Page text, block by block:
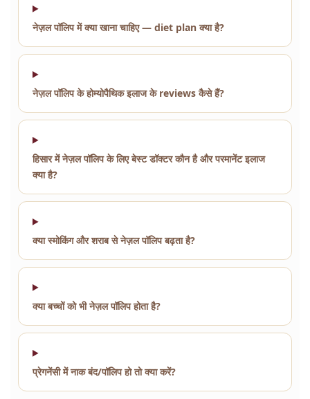
नेज़ल पॉलिप में क्या खाना चाहिए — diet plan क्या है?
नेज़ल पॉलिप के होम्योपैथिक इलाज के reviews कैसे हैं?
हिसार में नेज़ल पॉलिप के लिए बेस्ट डॉक्टर कौन है और परमानेंट इलाज
क्या है?
क्या स्मोकिंग और शराब से नेज़ल पॉलिप बढ़ता है?
क्या बच्चों को भी नेज़ल पॉलिप होता है?
प्रेगनेंसी में नाक बंद/पॉलिप हो तो क्या करें?